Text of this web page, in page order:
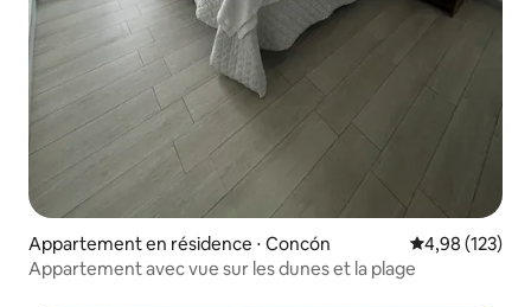
Appartement en résidence ⋅ Concón Évaluation
4,98 (123)
Appartement avec vue sur les dunes et la plage